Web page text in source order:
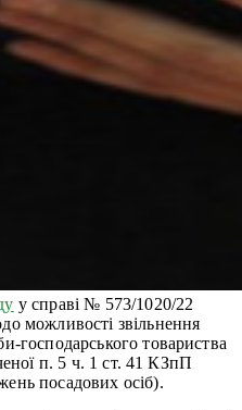
у справі № 573/1020/22
можливості звільнення
господарського товариства
п. 5 ч. 1 ст. 41 КЗпП
посадових осіб).